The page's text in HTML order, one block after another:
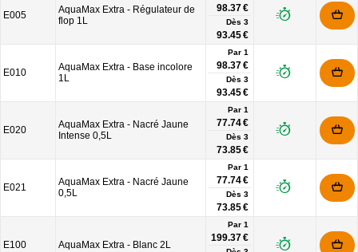
E005
AquaMax Extra - Régulateur de
flop 1L
98.37 €
Dès 3
93.45 €
E010
AquaMax Extra - Base incolore
1L
Par 1
98.37 €
Dès 3
93.45 €
E020
AquaMax Extra - Nacré Jaune
Intense 0,5L
Par 1
77.74 €
Dès 3
73.85 €
E021
AquaMax Extra - Nacré Jaune
0,5L
Par 1
77.74 €
Dès 3
73.85 €
E100 AquaMax Extra - Blanc 2L
Par 1
199.37 €